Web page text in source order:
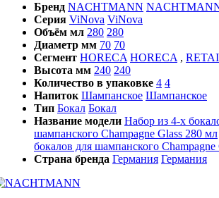
Бренд NACHTMANN
Серия ViNova ViNova
Объём мл 280 280
Диаметр мм 70 70
Сегмент HORECA HORECA ,
Высота мм 240 240
Количество в упаковке 4 4
Напиток Шампанское Шампанское
Тип Бокал Бокал
Название модели Набор из 4-х
шампанского Champagne Glass 280 мл
бокалов для шампанского
Страна бренда Германия Германия